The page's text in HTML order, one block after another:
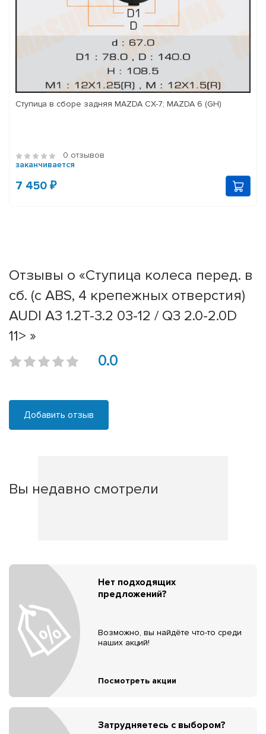
Ступица в сборе задняя MAZDA CX-7; MAZDA 6 (GH)
0 отзывов
заканчивается
7 450 ₽
Отзывы о «Ступица колеса перед. в
сб. (с ABS, 4 крепежных отверстия)
AUDI A3 1.2T-3.2 03-12 / Q3 2.0-2.0D
11> »
0.0
Добавить отзыв
Вы недавно смотрели
Нет подходящих
предложений?
Возможно, вы найдёте что-то среди
наших акций!
Посмотреть акции
Затрудняетесь с выбором?